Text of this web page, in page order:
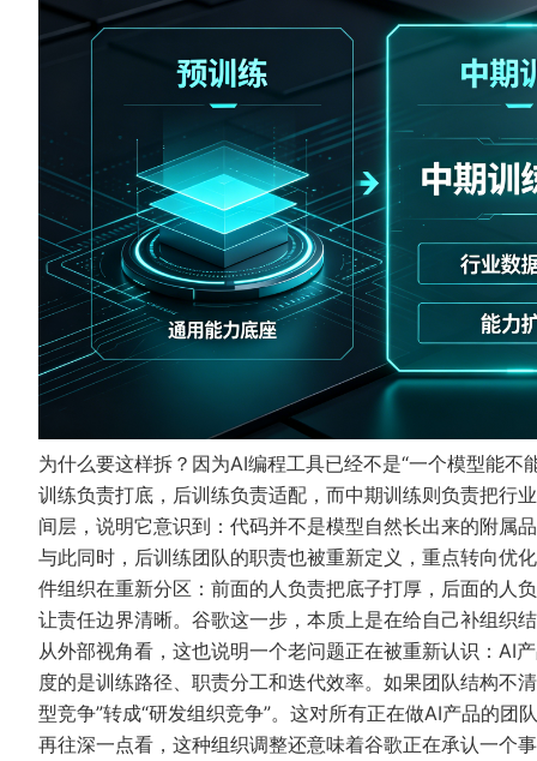
为什么要这样拆？因为AI编程工具已经不是“一个模型能
训练负责打底，后训练负责适配，而中期训练则负责把行
间层，说明它意识到：代码并不是模型自然长出来的附属
与此同时，后训练团队的职责也被重新定义，重点转向优
件组织在重新分区：前面的人负责把底子打厚，后面的人
让责任边界清晰。谷歌这一步，本质上是在给自己补组织
从外部视角看，这也说明一个老问题正在被重新认识：AI
度的是训练路径、职责分工和迭代效率。如果团队结构不
型竞争”转成“研发组织竞争”。这对所有正在做AI产品的团
再往深一点看，这种组织调整还意味着谷歌正在承认一个